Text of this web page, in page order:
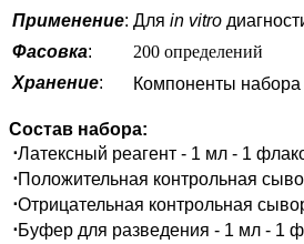
Применение: Для in vitro
Фасовка:
200 определений
Хранение: Компоненты
Состав набора:
⋅Латексный реагент - 1 мл - 1
⋅Положительная контрольная
⋅Отрицательная контрольная
⋅Буфер для разведения - 1 мл - 1